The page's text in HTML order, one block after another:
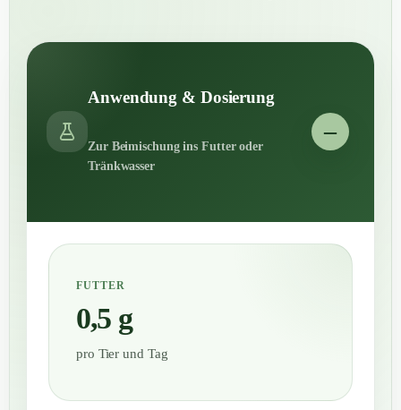
Anwendung & Dosierung
Zur Beimischung ins Futter oder
Tränkwasser
FUTTER
0,5 g
pro Tier und Tag